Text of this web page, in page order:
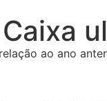
ao ano